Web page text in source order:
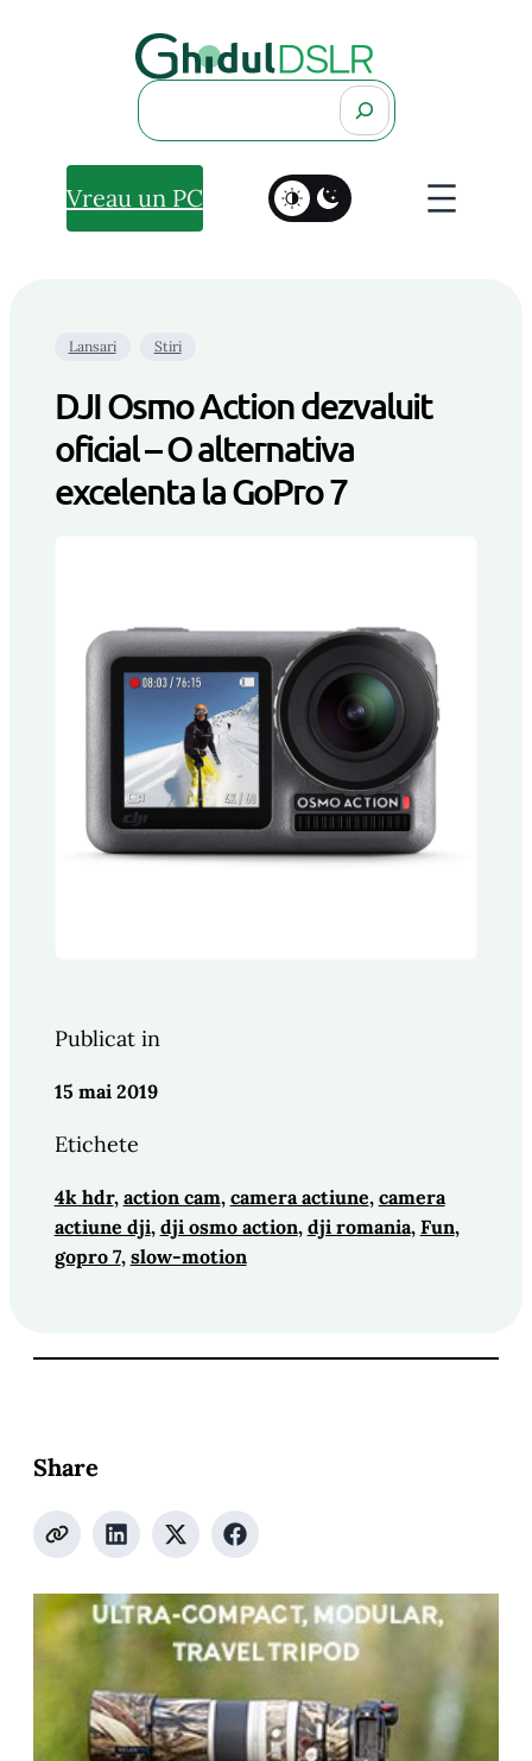
Search
Vreau un PC
Lansari Stiri
DJI Osmo Action dezvaluit
oficial – O alternativa
excelenta la GoPro 7
Publicat in
15 mai 2019
Etichete
4k hdr, action cam, camera actiune, camera
actiune dji, dji osmo action, dji romania, Fun ,
gopro 7, slow-motion
Share